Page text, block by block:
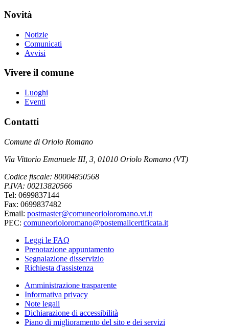
Novità
Notizie
Comunicati
Avvisi
Vivere il comune
Luoghi
Eventi
Contatti
Comune di Oriolo Romano
Via Vittorio Emanuele III, 3, 01010 Oriolo Romano (VT)
Codice fiscale: 80004850568
P.IVA: 00213820566
Tel: 0699837144
Fax: 0699837482
Email: postmaster@comuneorioloromano.vt.it
PEC: comuneorioloromano@postemailcertificata.it
Leggi le FAQ
Prenotazione appuntamento
Segnalazione disservizio
Richiesta d'assistenza
Amministrazione trasparente
Informativa privacy
Note legali
Dichiarazione di accessibilità
Piano di miglioramento del sito e dei servizi